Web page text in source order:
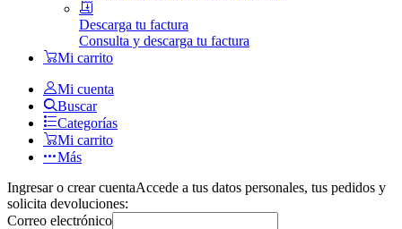
Descarga tu factura
Consulta y descarga tu factura
Mi carrito
Mi cuenta
Buscar
Categorías
Mi carrito
Más
Ingresar o crear cuentaAccede a tus datos personales, tus pedidos y
solicita devoluciones:
Correo electrónico